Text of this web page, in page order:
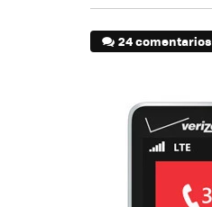
24 comentarios